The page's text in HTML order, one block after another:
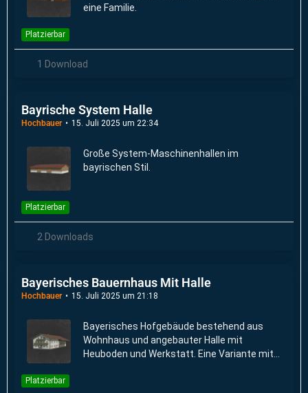
eine Familie.
Platzierbar
1 Download
Bayrische System Halle
Hochbauer 15. Juli 2025 um 22:34
Große System-Maschinenhallen im
bayrischen Stil.
Platzierbar
2 Downloads
Bayerisches Bauernhaus Mit Halle
Hochbauer 15. Juli 2025 um 21:18
Bayerisches Hofgebäude bestehend aus
Wohnhaus und angebauter Halle mit
Heuboden und Werkstatt. Eine Variante mit
Platzierbar